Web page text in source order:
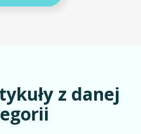
z danej